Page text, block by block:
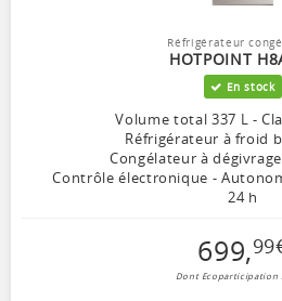
Réfrigérateur
HOTPOINT
En stock
Volume total 337 L -
Réfrigérateur à froid
Congélateur à
Contrôle électronique -
24 h
699,99
Dont Ecoparticipation